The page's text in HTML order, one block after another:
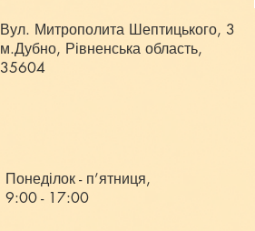
Вул. Митрополита Шептицького, 3
м.Дубно, Рівненська область,
35604
Понеділок - п’ятниця,
9:00 - 17:00